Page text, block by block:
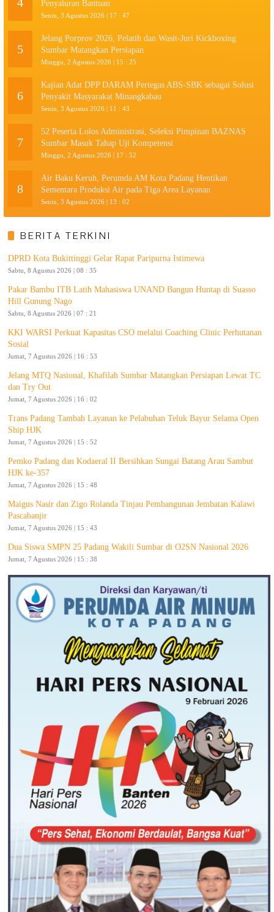
Penyaluran Bantuan
Senin, 3 Agustus 2026 | 17 : 47
5
Jelang Porprov 2026, Pelatih dan Wasit-Juri Kickboxing
Sumbar Matangkan Persiapan
Minggu, 2 Agustus 2026 | 15 : 25
6
Kajian Adat DPP DARAM Pertegas ABS-SBK sebagai Solusi
Penyakit Masyarakat Minangkabau
Senin, 3 Agustus 2026 | 11 : 43
7
52 Peserta Lolos Administrasi, Seleksi Pimpinan BAZNAS
Sumbar Masuk Tahap Uji Kompetensi
Minggu, 2 Agustus 2026 | 17 : 52
8
Air Baku Keruh, Perumda AM Kota Padang Hentikan
Sementara Produksi Air pada Tiga Area Layanan
Senin, 3 Agustus 2026 | 13 : 02
BERITA TERKINI
DPRD Kota Bukittinggi Gelar Rapat Paripurna Istimewa
Sabtu, 8 Agustus 2026 | 08 : 35
Pakar Bambu ITB Latih Mahasiswa UNAND Bangun Huntap di Suasso
Hill Gunung Nago
Sabtu, 8 Agustus 2026 | 07 : 21
KKI WARSI Perkuat Kapasitas CSO melalui Coaching Clinic Perhutanan
Sosial
Jumat, 7 Agustus 2026 | 16 : 53
Jelang MTQ Nasional, Khafilah Sumbar Matangkan Persiapan Lewat TC
dan Try Out
Jumat, 7 Agustus 2026 | 16 : 02
Trans Padang Tambah Layanan ke Pelabuhan Teluk Bayur Selama Open
Ship HJK
Jumat, 7 Agustus 2026 | 15 : 52
Pemko Padang dan Kodaeral II Bersihkan Sungai Batang Arau Sambut
HJK ke-357
Jumat, 7 Agustus 2026 | 15 : 48
Maigus Nasir dan Zigo Rolanda Tinjau Pembangunan Jembatan Kalawi
Pascabanjir
Jumat, 7 Agustus 2026 | 15 : 43
Dua Siswa SMPN 25 Padang Wakili Sumbar di O2SN Nasional 2026
Jumat, 7 Agustus 2026 | 15 : 38